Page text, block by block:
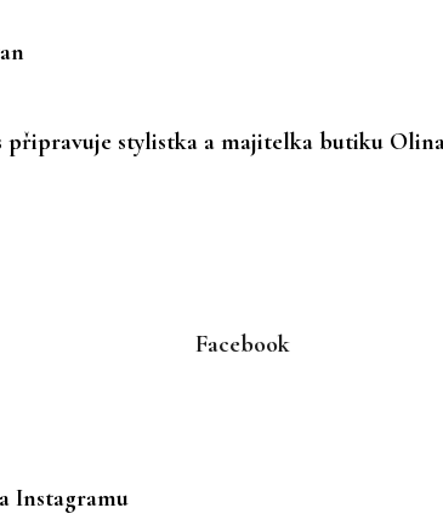
stylistka a majitelka butiku
Instagramu
Facebook